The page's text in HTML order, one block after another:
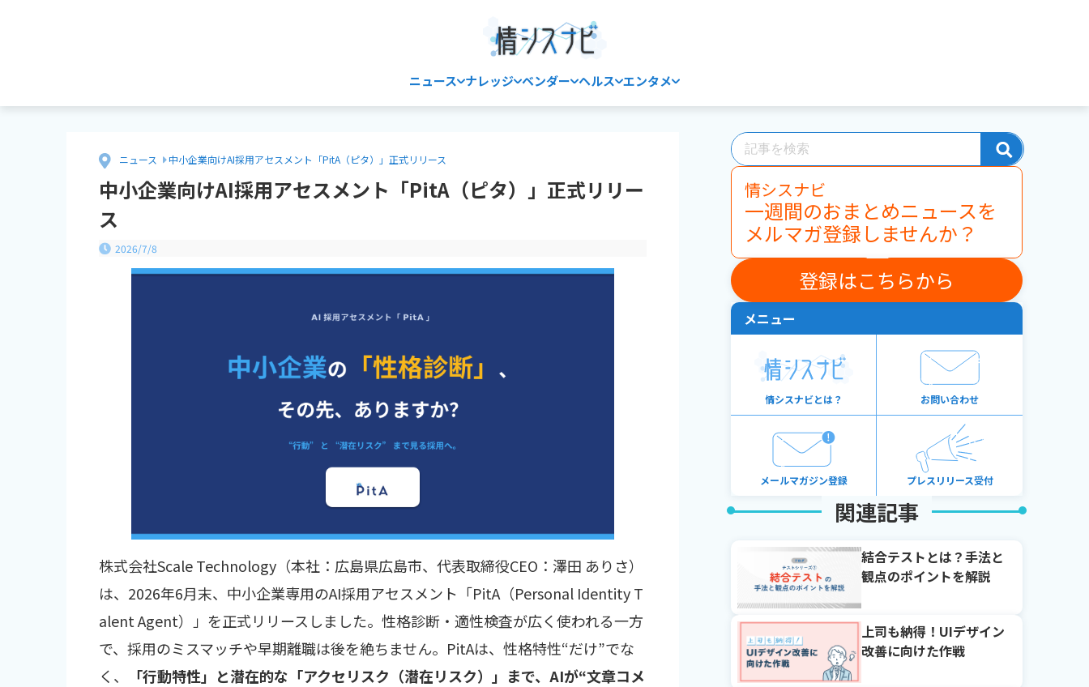
ニュース ナレッジ ベンダー ヘルス エンタメ
ニュース 中小企業向けAI採用アセスメント「PitA（ピタ）」正式リリース
中小企業向けAI採用アセスメント「PitA（ピタ）」正式リリー
ス
2026/7/8
株式会社Scale Technology（本社：広島県広島市、代表取締役CEO：澤田 ありさ）
は、2026年6月末、中小企業専用のAI採用アセスメント「PitA（Personal Identity T
alent Agent）」を正式リリースしました。性格診断・適性検査が広く使われる一方
で、採用のミスマッチや早期離職は後を絶ちません。PitAは、性格特性“だけ”でな
く、
「行動特性」と潜在的な「アクセリスク（潜在リスク）」まで、AIが“文章コメ
情シスナビ
一週間のおまとめニュースを
メルマガ登録しませんか？
登録はこちらから
メニュー
情シスナビとは？ お問い合わせ
メールマガジン登録 プレスリリース受付
関連記事
結合テストとは？手法と
観点のポイントを解説
上司も納得！UIデザイン
改善に向けた作戦